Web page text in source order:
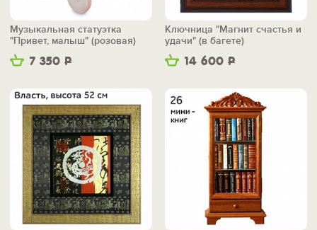
7 350 Р
Музыкальная статуэтка
"Привет, малыш" (розовая)
14 600 Р
Ключница "Магнит счастья и
удачи" (в багете)